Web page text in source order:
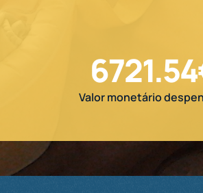
Valor monetário
6721.54